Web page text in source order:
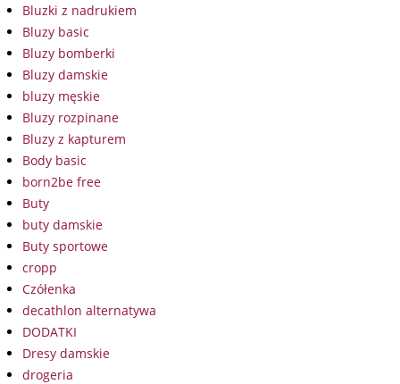
Bluzki z nadrukiem
Bluzy basic
Bluzy bomberki
Bluzy damskie
bluzy męskie
Bluzy rozpinane
Bluzy z kapturem
Body basic
born2be free
Buty
buty damskie
Buty sportowe
cropp
Czółenka
decathlon alternatywa
DODATKI
Dresy damskie
drogeria